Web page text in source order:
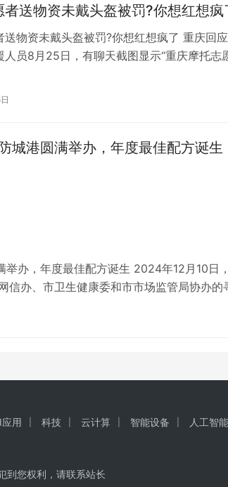
者送物资未戴头盔被罚?你想红想疯
送物资未戴头盔被罚?你想红想疯了 重庆回
人员8月25日，有聊天截图显示“重庆摩托志
方表示：“昨天晚上十几个人带着女的上去围
城港圆满举办，年度最佳配方诞生
举办，年度最佳配方诞生 2024年12月10日
办、市卫生健康委和市市场监管局协办的
应用 科技 云计算 智能设备
人工智能
到您权利，请联系站长